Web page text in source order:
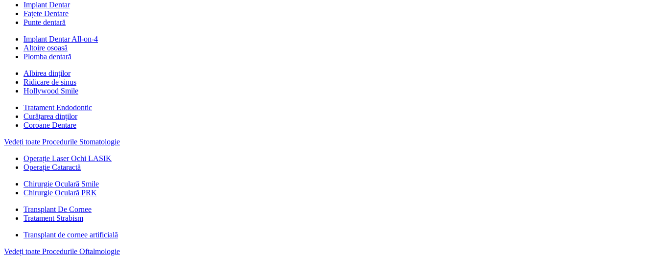
Implant Dentar
Fațete Dentare
Punte dentară
Implant Dentar All-on-4
Altoire osoasă
Plomba dentară
Albirea dinților
Ridicare de sinus
Hollywood Smile
Tratament Endodontic
Curățarea dinților
Coroane Dentare
Vedeți toate Procedurile Stomatologie
Operație Laser Ochi LASIK
Operație Cataractă
Chirurgie Oculară Smile
Chirurgie Oculară PRK
Transplant De Cornee
Tratament Strabism
Transplant de cornee artificială
Vedeți toate Procedurile Oftalmologie